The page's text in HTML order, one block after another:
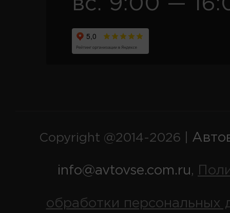
вс. 9:00 —
Copyright @2014-2026 |
info@avtovse.com.ru,
обработки персональных